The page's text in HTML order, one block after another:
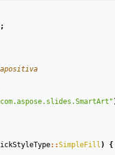
::SimpleFill )
{